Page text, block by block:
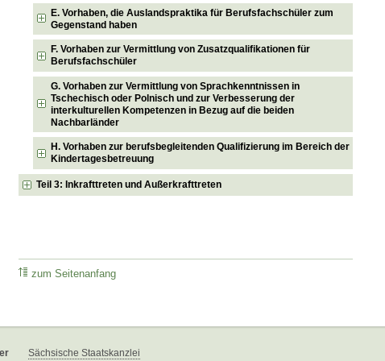
E. Vorhaben, die Auslandspraktika für Berufsfachschüler zum
Gegenstand haben
F. Vorhaben zur Vermittlung von Zusatzqualifikationen für
Berufsfachschüler
G. Vorhaben zur Vermittlung von Sprachkenntnissen in
Tschechisch oder Polnisch und zur Verbesserung der
interkulturellen Kompetenzen in Bezug auf die beiden
Nachbarländer
H. Vorhaben zur berufsbegleitenden Qualifizierung im Bereich der
Kindertagesbetreuung
Teil 3: Inkrafttreten und Außerkrafttreten
zum Seitenanfang
Sächsische Staatskanzlei